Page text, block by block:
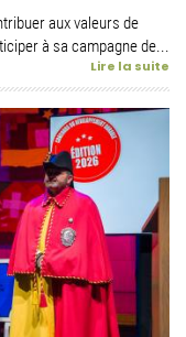
aux valeurs de
à sa campagne de...
Lire la suite